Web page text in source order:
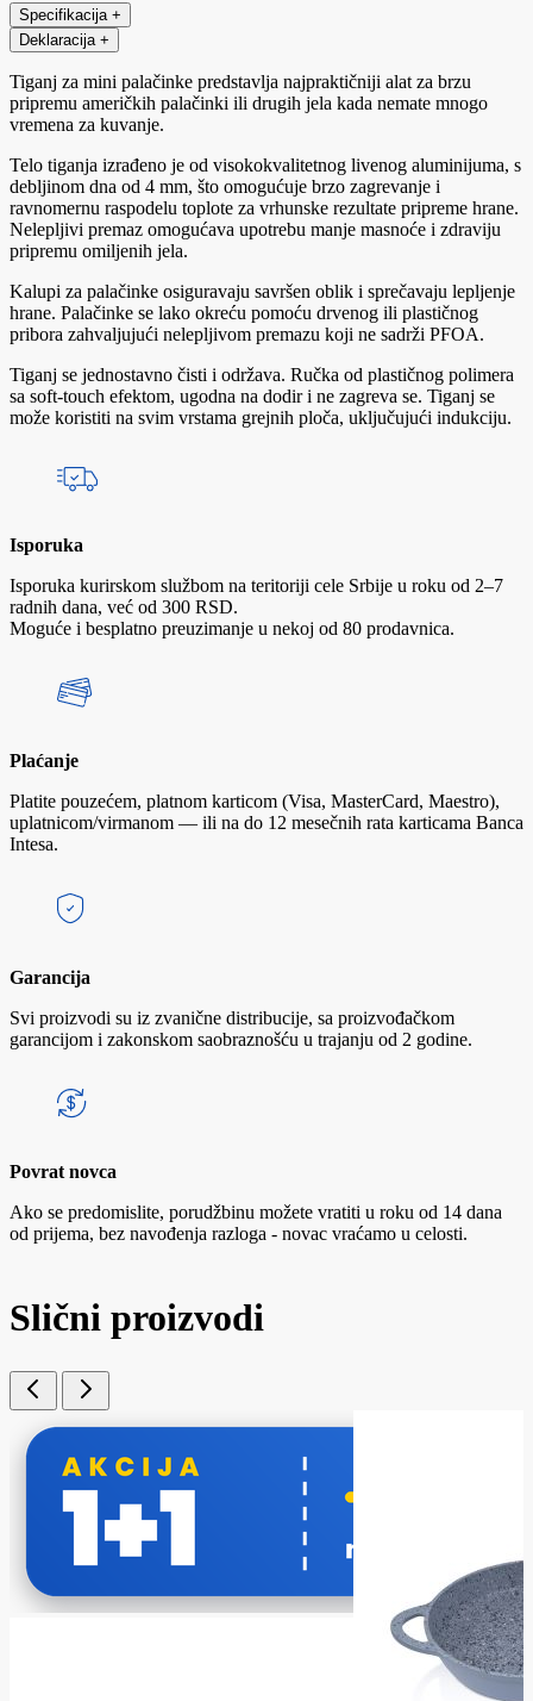
Specifikacija +
Deklaracija +
Tiganj za mini palačinke predstavlja najpraktičniji alat za brzu
pripremu američkih palačinki ili drugih jela kada nemate mnogo
vremena za kuvanje.
Telo tiganja izrađeno je od visokokvalitetnog livenog aluminijuma, s
debljinom dna od 4 mm, što omogućuje brzo zagrevanje i
ravnomernu raspodelu toplote za vrhunske rezultate pripreme hrane.
Nelepljivi premaz omogućava upotrebu manje masnoće i zdraviju
pripremu omiljenih jela.
Kalupi za palačinke osiguravaju savršen oblik i sprečavaju lepljenje
hrane. Palačinke se lako okreću pomoću drvenog ili plastičnog
pribora zahvaljujući nelepljivom premazu koji ne sadrži PFOA.
Tiganj se jednostavno čisti i održava. Ručka od plastičnog polimera
sa soft-touch efektom, ugodna na dodir i ne zagreva se. Tiganj se
može koristiti na svim vrstama grejnih ploča, uključujući indukciju.
Isporuka
Isporuka kurirskom službom na teritoriji cele Srbije u roku od 2–7
radnih dana, već od 300 RSD.
Moguće i besplatno preuzimanje u nekoj od 80 prodavnica.
Plaćanje
Platite pouzećem, platnom karticom (Visa, MasterCard, Maestro),
uplatnicom/virmanom — ili na do 12 mesečnih rata karticama Banca
Intesa.
Garancija
Svi proizvodi su iz zvanične distribucije, sa proizvođačkom
garancijom i zakonskom saobraznošću u trajanju od 2 godine.
Povrat novca
Ako se predomislite, porudžbinu možete vratiti u roku od 14 dana
od prijema, bez navođenja razloga - novac vraćamo u celosti.
Slični proizvodi